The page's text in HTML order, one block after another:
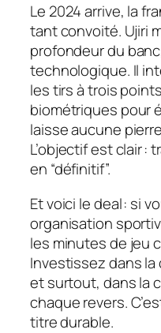
Le 2024 arrive, la
tant convoité. Ujiri
profondeur du
technologique. Il
les tirs à trois
biométriques pour
laisse aucune
L’objectif est clair :
en “définitif”.
Et voici le deal : si
organisation
les minutes de jeu
Investissez dans
et surtout, dans la
chaque revers.
titre durable.